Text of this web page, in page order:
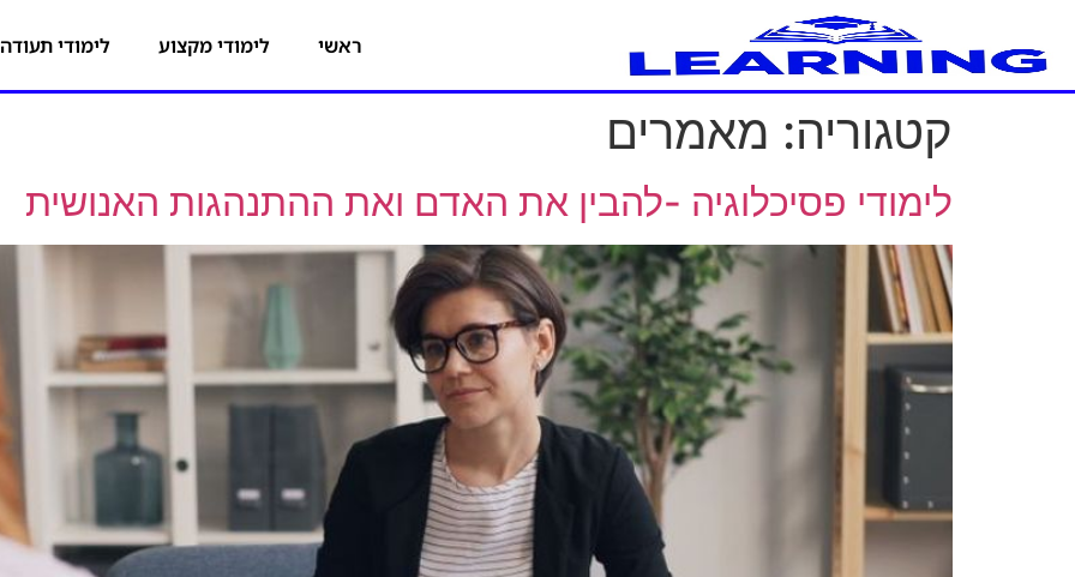
ראשי לימודי מקצוע לימודי תעודה
קטגוריה: מאמרים
לימודי פסיכלוגיה -להבין את האדם ואת ההתנהגות האנושית